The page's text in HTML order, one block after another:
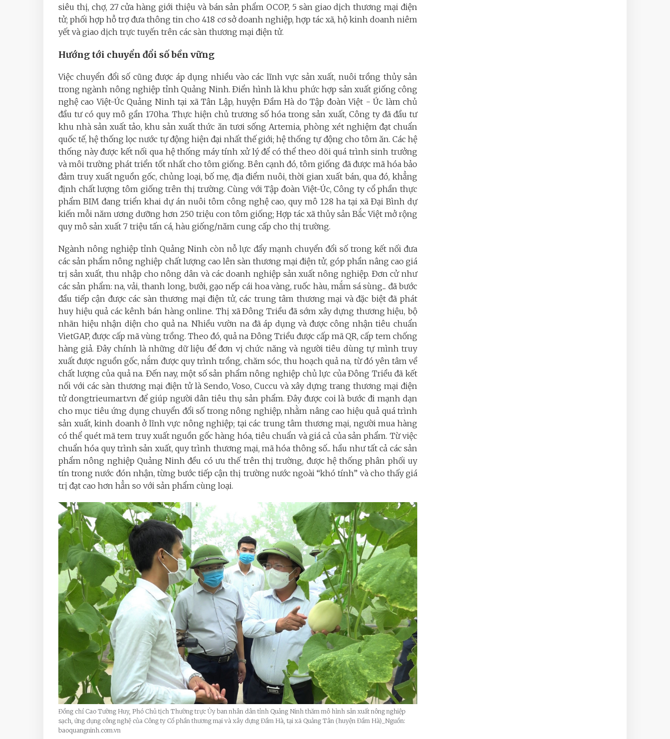
siêu thị, chợ, 27 cửa hàng giới thiệu và bán sản phẩm OCOP, 5 sàn giao dịch thương mại điện
tử; phối hợp hỗ trợ đưa thông tin cho 418 cơ sở doanh nghiệp, hợp tác xã, hộ kinh doanh niêm
yết và giao dịch trực tuyến trên các sàn thương mại điện tử.
Hướng tới chuyển đổi số bền vững
Việc chuyển đổi số cũng được áp dụng nhiều vào các lĩnh vực sản xuất, nuôi trồng thủy sản
trong ngành nông nghiệp tỉnh Quảng Ninh. Ðiển hình là khu phức hợp sản xuất giống công
nghệ cao Việt-Úc Quảng Ninh tại xã Tân Lập, huyện Ðầm Hà do Tập đoàn Việt - Úc làm chủ
đầu tư có quy mô gần 170ha. Thực hiện chủ trương số hóa trong sản xuất, Công ty đã đầu tư
khu nhà sản xuất tảo, khu sản xuất thức ăn tươi sống Artemia, phòng xét nghiệm đạt chuẩn
quốc tế, hệ thống lọc nước tự động hiện đại nhất thế giới; hệ thống tự động cho tôm ăn. Các hệ
thống này được kết nối qua hệ thống máy tính xử lý để có thể theo dõi quá trình sinh trưởng
và môi trường phát triển tốt nhất cho tôm giống. Bên cạnh đó, tôm giống đã được mã hóa bảo
đảm truy xuất nguồn gốc, chủng loại, bố mẹ, địa điểm nuôi, thời gian xuất bán, qua đó, khẳng
định chất lượng tôm giống trên thị trường. Cùng với Tập đoàn Việt-Úc, Công ty cổ phần thực
phẩm BIM đang triển khai dự án nuôi tôm công nghệ cao, quy mô 128 ha tại xã Ðại Bình dự
kiến mỗi năm ương dưỡng hơn 250 triệu con tôm giống; Hợp tác xã thủy sản Bắc Việt mở rộng
quy mô sản xuất 7 triệu tấn cá, hàu giống/năm cung cấp cho thị trường.
Ngành nông nghiệp tỉnh Quảng Ninh còn nỗ lực đẩy mạnh chuyển đổi số trong kết nối đưa
các sản phẩm nông nghiệp chất lượng cao lên sàn thương mại điện tử, góp phần nâng cao giá
trị sản xuất, thu nhập cho nông dân và các doanh nghiệp sản xuất nông nghiệp. Ðơn cử như
các sản phẩm: na, vải, thanh long, bưởi, gạo nếp cái hoa vàng, ruốc hàu, mắm sá sùng... đã bước
đầu tiếp cận được các sàn thương mại điện tử, các trung tâm thương mại và đặc biệt đã phát
huy hiệu quả các kênh bán hàng online. Thị xã Ðông Triều đã sớm xây dựng thương hiệu, bộ
nhãn hiệu nhận diện cho quả na. Nhiều vườn na đã áp dụng và được công nhận tiêu chuẩn
VietGAP, được cấp mã vùng trồng. Theo đó, quả na Ðông Triều được cấp mã QR, cấp tem chống
hàng giả. Ðây chính là những dữ liệu để đơn vị chức năng và người tiêu dùng tự mình truy
xuất được nguồn gốc, nắm được quy trình trồng, chăm sóc, thu hoạch quả na, từ đó yên tâm về
chất lượng của quả na. Ðến nay, một số sản phẩm nông nghiệp chủ lực của Ðông Triều đã kết
nối với các sàn thương mại điện tử là Sendo, Voso, Cuccu và xây dựng trang thương mại điện
tử dongtrieumart.vn để giúp người dân tiêu thụ sản phẩm. Ðây được coi là bước đi mạnh dạn
cho mục tiêu ứng dụng chuyển đổi số trong nông nghiệp, nhằm nâng cao hiệu quả quá trình
sản xuất, kinh doanh ở lĩnh vực nông nghiệp; tại các trung tâm thương mại, người mua hàng
có thể quét mã tem truy xuất nguồn gốc hàng hóa, tiêu chuẩn và giá cả của sản phẩm. Từ việc
chuẩn hóa quy trình sản xuất, quy trình thương mại, mã hóa thông số... hầu như tất cả các sản
phẩm nông nghiệp Quảng Ninh đều có ưu thế trên thị trường, được hệ thống phân phối uy
tín trong nước đón nhận, từng bước tiếp cận thị trường nước ngoài “khó tính” và cho thấy giá
trị đạt cao hơn hẳn so với sản phẩm cùng loại.
Đồng chí Cao Tường Huy, Phó Chủ tịch Thường trực Ủy ban nhân dân tỉnh Quảng Ninh thăm mô hình sản xuất nông nghiệp
sạch, ứng dụng công nghệ của Công ty Cổ phần thương mại và xây dựng Đầm Hà, tại xã Quảng Tân (huyện Đầm Hà)_Nguồn:
baoquangninh.com.vn